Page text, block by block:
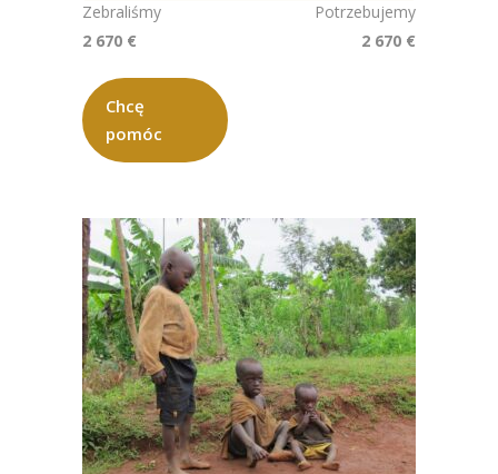
Chcę
pomóc
Zebraliśmy
2 670 €
Potrzebujemy
2 670 €